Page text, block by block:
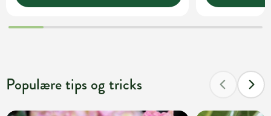
Populære tips og tricks